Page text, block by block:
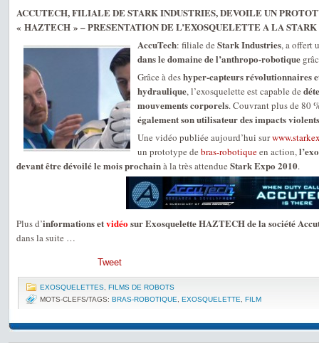
ACCUTECH, FILIALE DE STARK INDUSTRIES, DEVOILE UN
« HAZTECH » – PRESENTATION DE L’EXOSQUELETTE A LA STARK
AccuTech: filiale de Stark Industries, a offert
dans le domaine de l’anthropo-robotique
Grâce à deshyper-capteurs révolutionnaires
hydraulique, l’exosquelette est capable de
mouvements corporels. Couvrant plus de 80
également son utilisateur des impacts
Une vidéo publiée aujourd’hui sur
un prototype de bras-robotiqueen action,
devant être dévoilé le mois prochainà la très attendue Stark Expo 2010.
Plus d’informations etvidéosur Exosquelette HAZTECH de la société
dans la suite …
Tweet
EXOSQUELETTES FILMS DE ROBOTS
MOTS-CLEFS/TAGS: BRAS-ROBOTIQUE EXOSQUELETTE FILM